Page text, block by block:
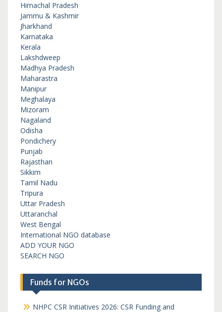
Himachal Pradesh
Jammu & Kashmir
Jharkhand
Karnataka
Kerala
Lakshdweep
Madhya Pradesh
Maharastra
Manipur
Meghalaya
Mizoram
Nagaland
Odisha
Pondichery
Punjab
Rajasthan
Sikkim
Tamil Nadu
Tripura
Uttar Pradesh
Uttaranchal
West Bengal
International NGO database
ADD YOUR NGO
SEARCH NGO
Funds for NGOs
NHPC CSR Initiatives 2026: CSR Funding and